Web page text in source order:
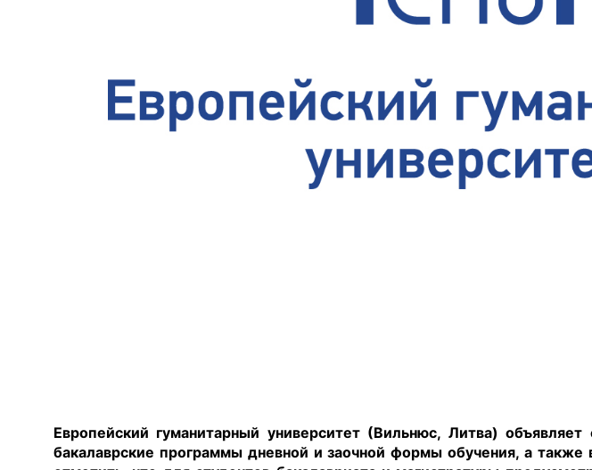
Европейский гуманитарный университет (Вильнюс, Литва)
бакалаврские программы дневной и заочной формы обучения, а также